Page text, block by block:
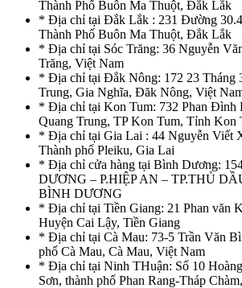
Thành Phố Buôn Ma Thuột, Đắk Lắk
* Địa chỉ tại Đắk Lắk : 231 Đường
Thành Phố Buôn Ma Thuột, Đắk Lắk
* Địa chỉ tại Sóc Trăng: 36 Nguyễn
Trăng, Việt Nam
* Địa chỉ tại Đắk Nông: 172 23 Tháng
Trung, Gia Nghĩa, Đăk Nông, Việt
* Địa chỉ tại Kon Tum: 732 Phan Đình
Quang Trung, TP Kon Tum, Tỉnh Kon
* Địa chỉ tại Gia Lai : 44 Nguyễn Viết
Thành phố Pleiku, Gia Lai
* Địa chỉ cửa hàng tại Bình Dương:
DƯƠNG – P.HIỆP AN – TP.THỦ
BÌNH DƯƠNG
* Địa chỉ tại Tiền Giang: 21 Phan văn
Huyện Cai Lậy, Tiền Giang
* Địa chỉ tại Cà Mau: 73-5 Trần Văn
phố Cà Mau, Cà Mau, Việt Nam
* Địa chỉ tại Ninh THuận: Số 10
Sơn, thành phố Phan Rang-Tháp